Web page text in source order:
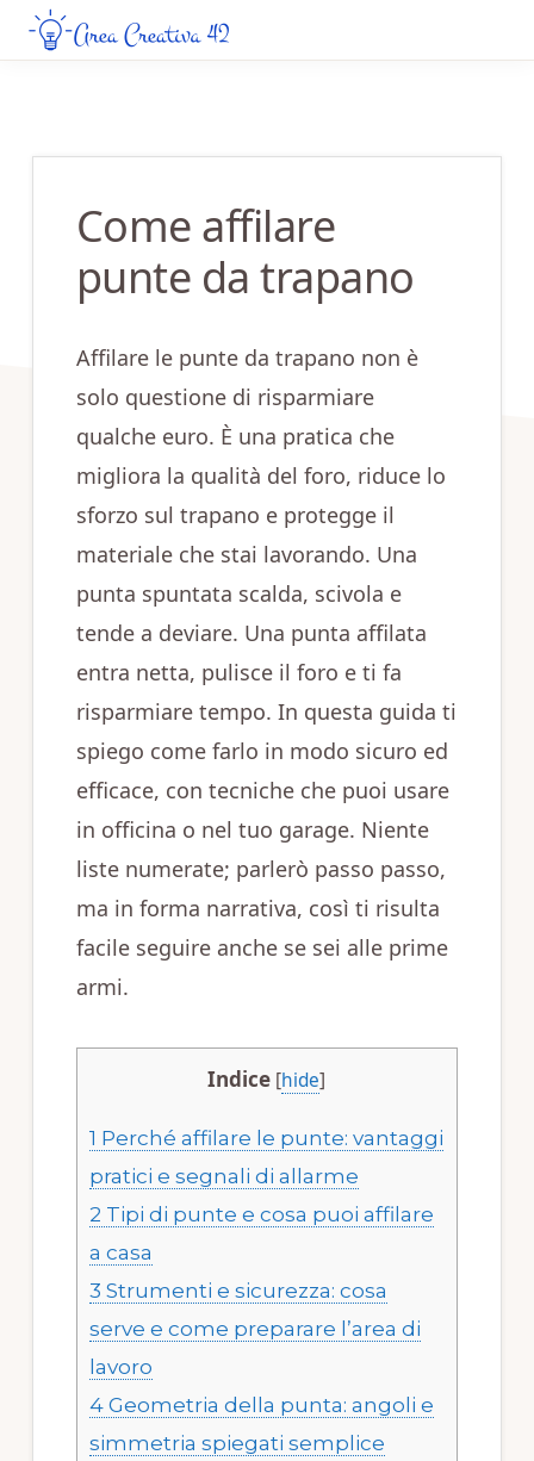
Skip
to
Skip
to
Come affilare
punte da trapano
Affilare le punte da trapano non è
solo questione di risparmiare
qualche euro. È una pratica che
migliora la qualità del foro, riduce lo
sforzo sul trapano e protegge il
materiale che stai lavorando. Una
punta spuntata scalda, scivola e
tende a deviare. Una punta affilata
entra netta, pulisce il foro e ti fa
risparmiare tempo. In questa guida ti
spiego come farlo in modo sicuro ed
efficace, con tecniche che puoi usare
in officina o nel tuo garage. Niente
liste numerate; parlerò passo passo,
ma in forma narrativa, così ti risulta
facile seguire anche se sei alle prime
armi.
Indice [hide]
1 Perché affilare le punte: vantaggi
pratici e segnali di allarme
2 Tipi di punte e cosa puoi affilare
a casa
3 Strumenti e sicurezza: cosa
serve e come preparare l’area di
lavoro
4Geometria della punta: angoli e
simmetria spiegati semplice